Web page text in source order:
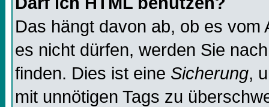
Das hängt davon ab, ob es
es nicht dürfen, werden Sie
finden. Dies ist eine Sicherung,
mit unnötigen Tags zu